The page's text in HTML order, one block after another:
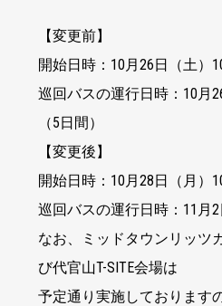
【変更前】
開始日時：10月26日（土）
巡回バスの運行日時：10月
（5日間）
【変更後】
開始日時：10月28日（月）
巡回バスの運行日時：11月2
なお、ミッドタウンリッツ
び代官山T-SITE会場は
予定通り実施しております